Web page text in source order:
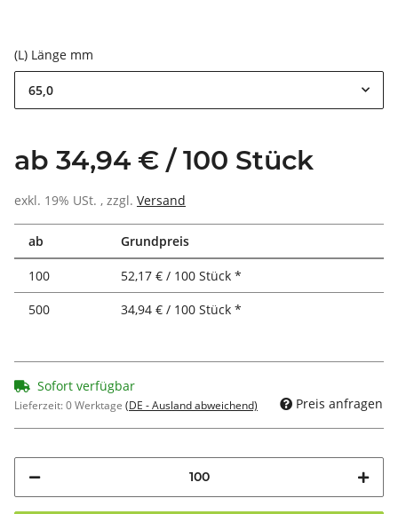
(L) Länge mm
65,0
ab 34,94 € / 100 Stück
exkl. 19% USt. , zzgl. Versand
ab Grundpreis
100
52,17 € / 100 Stück *
500
34,94 € / 100 Stück *
Sofort verfügbar
Lieferzeit:0 Werktage (DE - Ausland abweichend) Preis anfragen